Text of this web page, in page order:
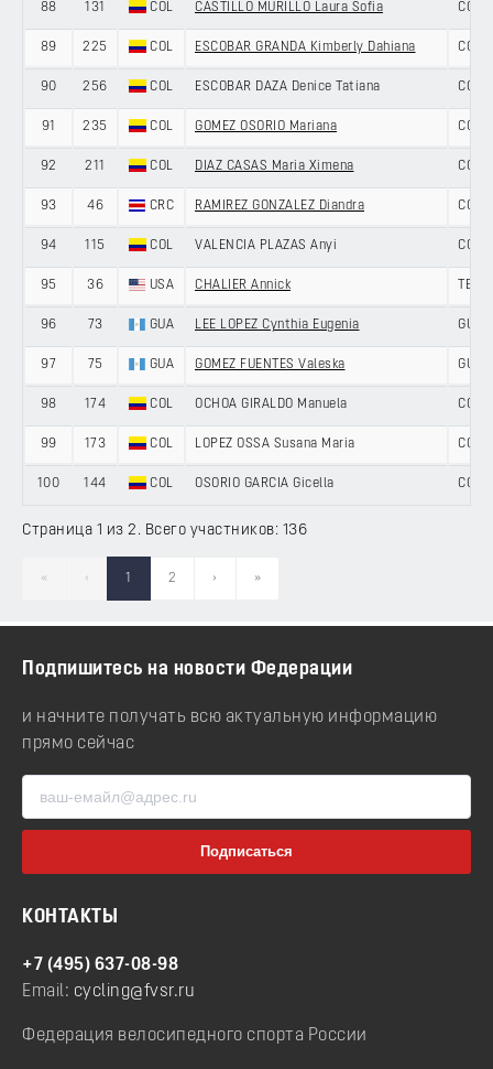
88 131 COL CASTILLO MURILLO Laura Sofia
89 225 COL ESCOBAR GRANDA Kimberly Dahiana
90 256 COL ESCOBAR DAZA Denice Tatiana
91 235 COL GOMEZ OSORIO Mariana
92 211 COL DIAZ CASAS Maria Ximena
93 46 CRC RAMIREZ GONZALEZ Diandra
94 115 COL VALENCIA PLAZAS Anyi
95 36 USA CHALIER Annick
96 73 GUA LEE LOPEZ Cynthia Eugenia
97 75 GUA GOMEZ FUENTES Valeska
98 174 COL OCHOA GIRALDO Manuela
99 173 COL LOPEZ OSSA Susana Maria
100 144 COL OSORIO GARCIA Gicella
Страница 1 из 2. Всего участников: 136
« ‹ 1 2 › »
Подпишитесь на новости Федерации
и начните получать всю актуальную информацию
прямо сейчас
КОНТАКТЫ
+7 (495) 637-08-98
Email: cycling@fvsr.ru
Федерация велосипедного спорта России